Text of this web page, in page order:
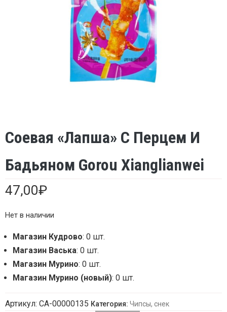
Соевая «лапша» С Перцем И
Бадьяном Gorou Xianglianwei
47,00₽
Нет в наличии
Магазин Кудрово: 0 шт.
Магазин Васька: 0 шт.
Магазин Мурино: 0 шт.
Магазин Мурино (новый): 0 шт.
Артикул: СА-00000135 Категория: Чипсы, снек